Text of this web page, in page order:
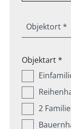
Objektort *
Objektart *
2